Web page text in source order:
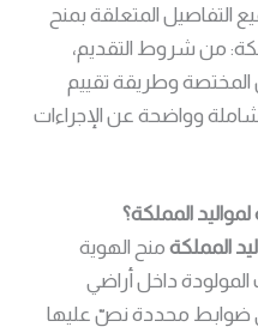
التفاصيل المتعلقة بمنح
من شروط التقديم،
المختصة وطريقة تقييم
وواضحة عن الإجراءات
المملكة؟
المملكة منح الهوية
داخل أراضي
ضوابط محددة نصّ عليها